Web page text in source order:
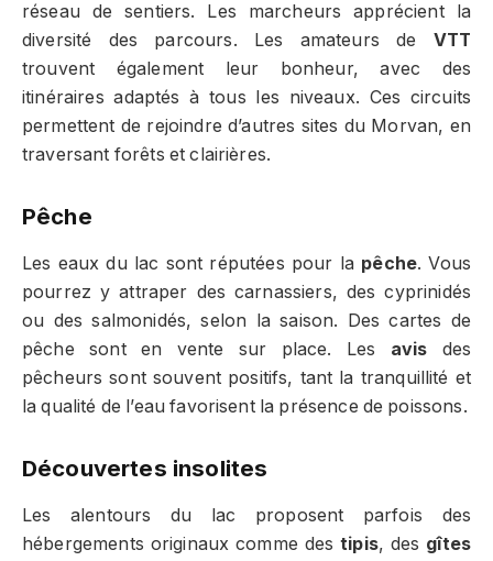
réseau de sentiers. Les marcheurs apprécient la
diversité des parcours. Les amateurs de VTT
trouvent également leur bonheur, avec des
itinéraires adaptés à tous les niveaux. Ces circuits
permettent de rejoindre d’autres sites du Morvan, en
traversant forêts et clairières.
Pêche
Les eaux du lac sont réputées pour la pêche. Vous
pourrez y attraper des carnassiers, des cyprinidés
ou des salmonidés, selon la saison. Des cartes de
pêche sont en vente sur place. Les avis des
pêcheurs sont souvent positifs, tant la tranquillité et
la qualité de l’eau favorisent la présence de poissons.
Découvertes insolites
Les alentours du lac proposent parfois des
hébergements originaux comme destipis, des gîtes